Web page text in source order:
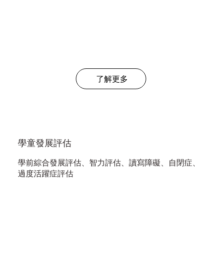
了解更多
學童發展評估
學前綜合發展評估、智力評估、讀寫障礙、自閉症、
過度活躍症評估